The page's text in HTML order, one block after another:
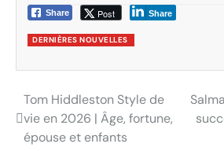
Share Post Share
DERNIÈRES NOUVELLES
Post
navigation
Tom Hiddleston Style de
vie en 2026 | Âge, fortune,
épouse et enfants